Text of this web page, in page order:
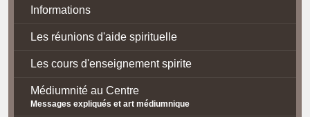
Informations
Les réunions d'aide spirituelle
Les cours d'enseignement spirite
Médiumnité au Centre
Messages expliqués et art médiumnique